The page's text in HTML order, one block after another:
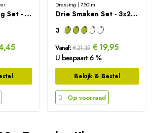
Kook & Dressing Set - 2000ml
Dressing | 750 ml
Drie Smaken Set - 3x250ml
3
Vanaf: € 21,35 € 19,95
U bespaart 6 %
Bekijk & Bestel
Op voorraad